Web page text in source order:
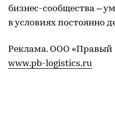
бизнес-сообщества –
в условиях постоянно
Реклама. ООО «Правый
www.pb-logistics.ru